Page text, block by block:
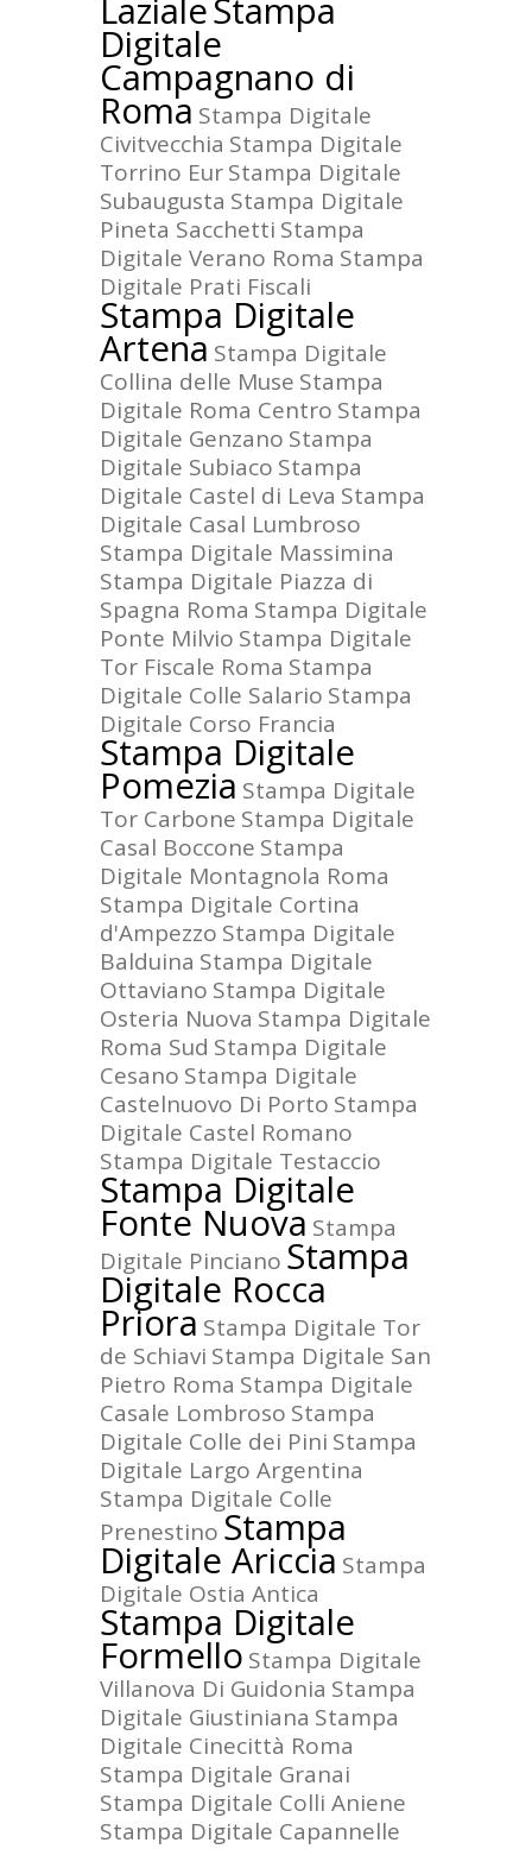
LazialeStampa
Digitale
Campagnano di
Roma Stampa Digitale
Civitvecchia Stampa Digitale
Torrino EurStampa Digitale
Subaugusta Stampa Digitale
Pineta Sacchetti Stampa
Digitale Verano Roma Stampa
Digitale Prati Fiscali
Stampa Digitale
Artena Stampa Digitale
Collina delle Muse Stampa
Digitale Roma Centro Stampa
Digitale Genzano Stampa
Digitale Subiaco Stampa
Digitale Castel di Leva Stampa
Digitale Casal Lumbroso
Stampa Digitale Massimina
Stampa Digitale Piazza di
Spagna Roma Stampa Digitale
Ponte Milvio Stampa Digitale
Tor Fiscale Roma Stampa
Digitale Colle Salario Stampa
Digitale Corso Francia
Stampa Digitale
Pomezia Stampa Digitale
Tor Carbone Stampa Digitale
Casal Boccone Stampa
Digitale Montagnola Roma
Stampa Digitale Cortina
d'Ampezzo Stampa Digitale
Balduina Stampa Digitale
Ottaviano Stampa Digitale
Osteria Nuova Stampa Digitale
Roma Sud Stampa Digitale
Cesano Stampa Digitale
Castelnuovo Di Porto Stampa
Digitale Castel Romano
Stampa Digitale Testaccio
Stampa Digitale
Fonte Nuova Stampa
Digitale Pinciano Stampa
Digitale Rocca
Priora Stampa Digitale Tor
de Schiavi Stampa Digitale San
Pietro Roma Stampa Digitale
Casale Lombroso Stampa
Digitale Colle dei Pini Stampa
Digitale Largo Argentina
Stampa Digitale Colle
PrenestinoStampa
Digitale Ariccia Stampa
Digitale Ostia Antica
Stampa Digitale
Formello Stampa Digitale
Villanova Di Guidonia Stampa
Digitale Giustiniana Stampa
Digitale Cinecittà Roma
Stampa Digitale Granai
Stampa Digitale Colli Aniene
Stampa Digitale Capannelle